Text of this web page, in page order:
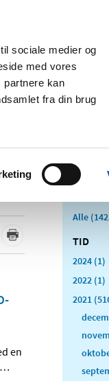
sociale medier og
med vores
partnere kan
fra din brug
Udgivelser
Medicinsk
en
…
Alle
TID
2024 (1)
2022 (1)
2021